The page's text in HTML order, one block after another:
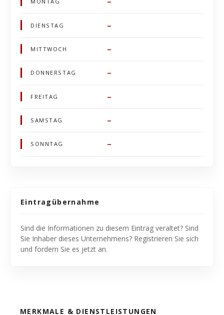
DIENSTAG –
MITTWOCH –
DONNERSTAG –
FREITAG –
SAMSTAG –
SONNTAG –
Eintragübernahme
Sind die Informationen zu diesem Eintrag veraltet? Sind
Sie Inhaber dieses Unternehmens? Registrieren Sie sich
und fordern Sie es jetzt an.
MERKMALE & DIENSTLEISTUNGEN